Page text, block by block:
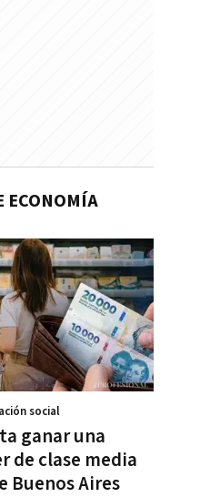
ECONOMÍA
ganar una
de clase media
Buenos Aires
social